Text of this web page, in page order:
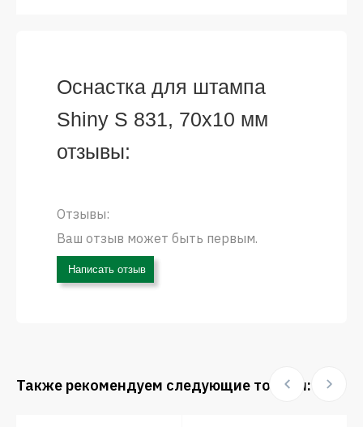
Оснастка для штампа
Shiny S 831, 70х10 мм
отзывы:
Отзывы:
Ваш отзыв может быть первым.
Написать отзыв
Также рекомендуем следующие товары: